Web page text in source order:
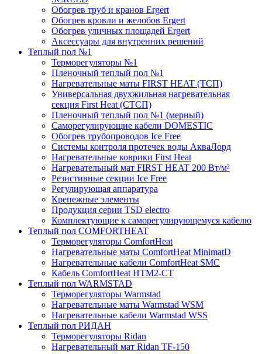
Обогрев труб и кранов Ergert
Обогрев кровли и желобов Ergert
Обогрев уличных площадей Ergert
Аксессуары для внутренних решений
Теплый пол №1
Терморегуляторы №1
Пленочный теплый пол №1
Нагревательные маты FIRST HEAT (ТСП)
Универсальная двухжильная нагревательная
секция First Heat (СТСП)
Пленочный теплый пол №1 (мерный)
Саморегулирующие кабели DOMESTIC
Обогрев трубопроводов Ice Free
Системы контроля протечек воды АкваЛорд
Нагревательные коврики First Heat
Нагревательный мат FIRST HEAT 200 Вт/м²
Резистивные секции Ice Free
Регулирующая аппаратура
Крепежные элементы
Продукция серии TSD electro
Комплектующие к саморегулирующемуся кабелю
Теплый пол COMFORTHEAT
Терморегуляторы ComfortHeat
Нагревательные маты ComfortHeat MinimatD
Нагревательные кабели ComfortHeat SMC
Кабель ComfortHeat HTM2-CT
Теплый пол WARMSTAD
Терморегуляторы Warmstad
Нагревательные маты Warmstad WSM
Нагревательные кабели Warmstad WSS
Теплый пол РИДАН
Терморегуляторы Ridan
Нагревательный мат Ridan TF-150